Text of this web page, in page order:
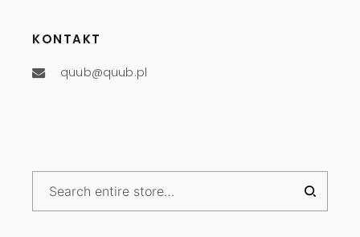
KONTAKT
quub@quub.pl